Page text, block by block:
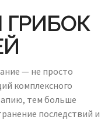
— не просто
комплексного
тем больше
последствий и